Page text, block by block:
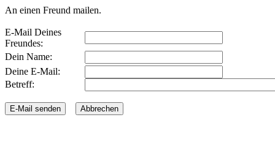
An einen Freund mailen.
E-Mail Deines
Freundes:
Dein Name:
Deine E-Mail:
Betreff: